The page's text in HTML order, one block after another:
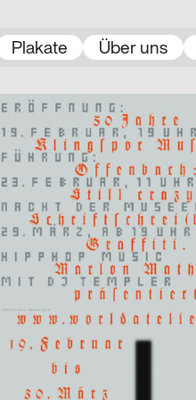
Plakate Über uns
Uwe Loesch
Factor Design AG
Monster&Bauchweh
Infotag
cyan (Daniela Haufe + Detlef Fiedler)